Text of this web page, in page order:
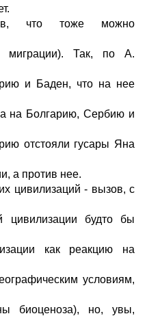
что тоже можно
миграции). Так, по А.
и Баден, что на нее
на Болгарию, Сербию и
отстояли гусары Яна
а против нее.
цивилизаций - вызов, с
цивилизации будто бы
как реакцию на
условиям,
биоценоза), но, увы,